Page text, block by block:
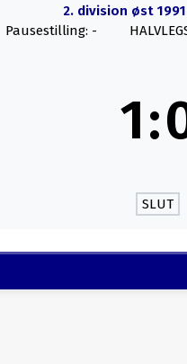
2. division øst 1991
Pausestilling: -
1:
SLUT